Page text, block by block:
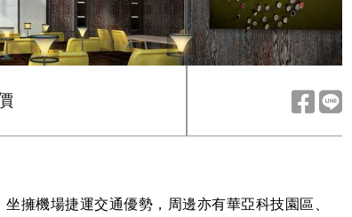
擁機場捷運交通優勢，周邊亦有華亞科技園區、